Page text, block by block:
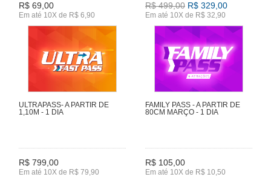
R$ 69,00
Em até 10X de R$ 6,90
R$ 499,00 R$ 329,00
Em até 10X de R$ 32,90
ULTRAPASS- A PARTIR DE
1,10M - 1 DIA
R$ 799,00
Em até 10X de R$ 79,90
FAMILY PASS - A PARTIR DE
80CM MARÇO - 1 DIA
R$ 105,00
Em até 10X de R$ 10,50